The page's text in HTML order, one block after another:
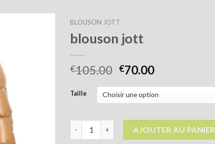
BLOUSON JOTT
blouson jott
€105.00 €70.00
Taille
AJOUTER AU PANIER